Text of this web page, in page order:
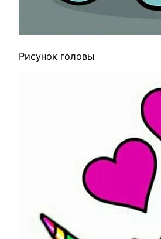
Рисунок головы